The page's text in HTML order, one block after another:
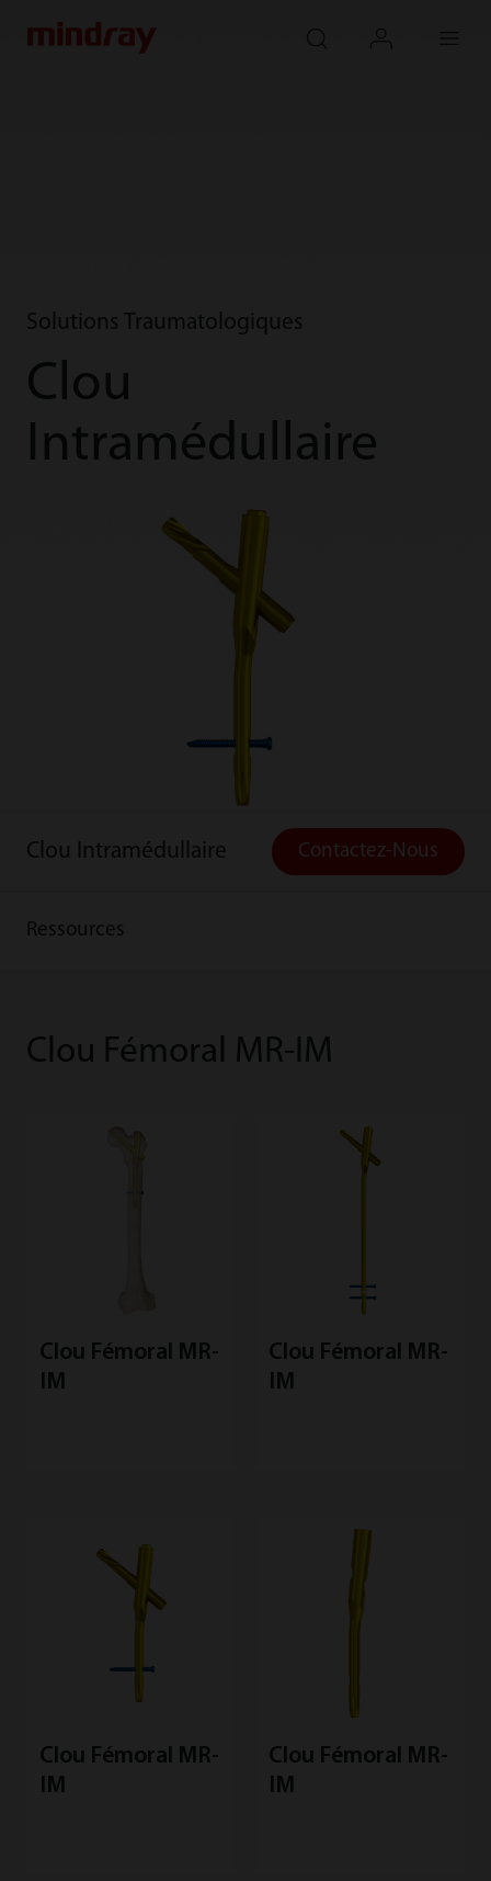
Solutions Traumatologiques
Clou
Intramédullaire
Clou Intramédullaire
Ressources
Contactez-Nous
Clou Fémoral MR-IM
Clou Fémoral MR-
IM
Clou Fémoral MR-
IM
Clou Fémoral MR-
IM
Clou Fémoral MR-
IM